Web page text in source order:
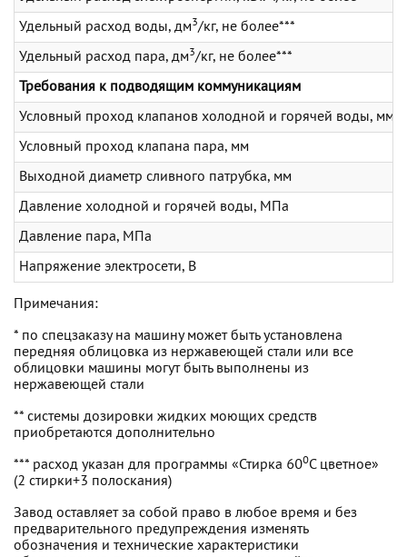
Удельный расход воды, дм 3/кг, не более***
Удельный расход пара, дм 3/кг, не более***
Требования к подводящим коммуникациям
Условный проход клапанов холодной и горячей воды, мм
Условный проход клапана пара, мм
Выходной диаметр сливного патрубка, мм
Давление холодной и горячей воды, МПа
Давление пара, МПа
Напряжение электросети, В
Примечания:
* по спецзаказу на машину может быть установлена
передняя облицовка из нержавеющей стали или все
облицовки машины могут быть выполнены из
нержавеющей стали
** системы дозировки жидких моющих средств
приобретаются дополнительно
*** расход указан для программы «Стирка 600С цветное»
(2 стирки+3 полоскания)
Завод оставляет за собой право в любое время и без
предварительного предупреждения изменять
обозначения и технические характеристики